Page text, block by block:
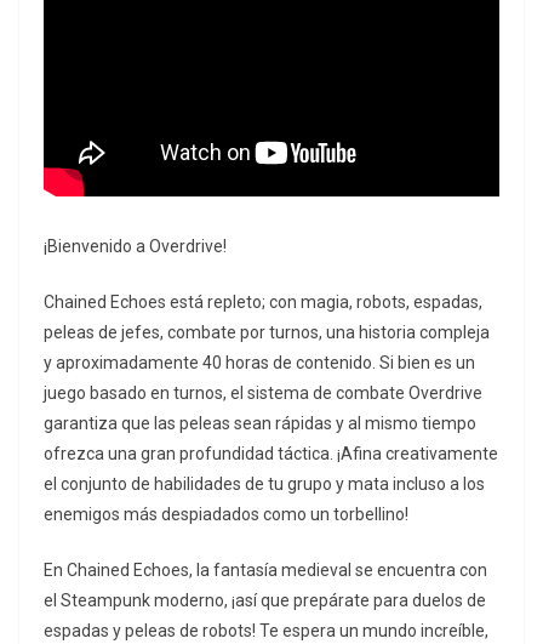
¡Bienvenido a Overdrive!
Chained Echoes está repleto; con magia, robots, espadas,
peleas de jefes, combate por turnos, una historia compleja
y aproximadamente 40 horas de contenido. Si bien es un
juego basado en turnos, el sistema de combate Overdrive
garantiza que las peleas sean rápidas y al mismo tiempo
ofrezca una gran profundidad táctica. ¡Afina creativamente
el conjunto de habilidades de tu grupo y mata incluso a los
enemigos más despiadados como un torbellino!
En Chained Echoes, la fantasía medieval se encuentra con
el Steampunk moderno, ¡así que prepárate para duelos de
espadas y peleas de robots! Te espera un mundo increíble,